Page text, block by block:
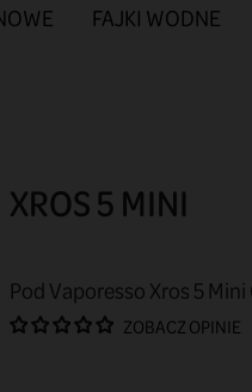
FAJKI WODNE
XROS 5 MINI
Pod Vaporesso Xros 5
ZOBACZ OPINIE